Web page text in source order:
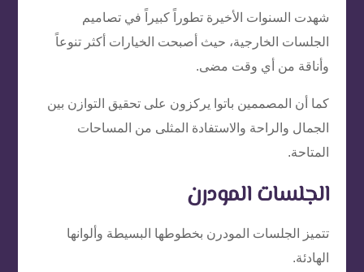
شهدت السنوات الأخيرة تطوراً كبيراً في تصاميم
الجلسات الخارجية، حيث أصبحت الخيارات أكثر تنوعاً
وأناقة من أي وقت مضى.
كما أن المصممين باتوا يركزون على تحقيق التوازن بين
الجمال والراحة والاستفادة المثلى من المساحات
المتاحة.
الجلسات المودرن
تتميز الجلسات المودرن بخطوطها البسيطة وألوانها
الهادئة.